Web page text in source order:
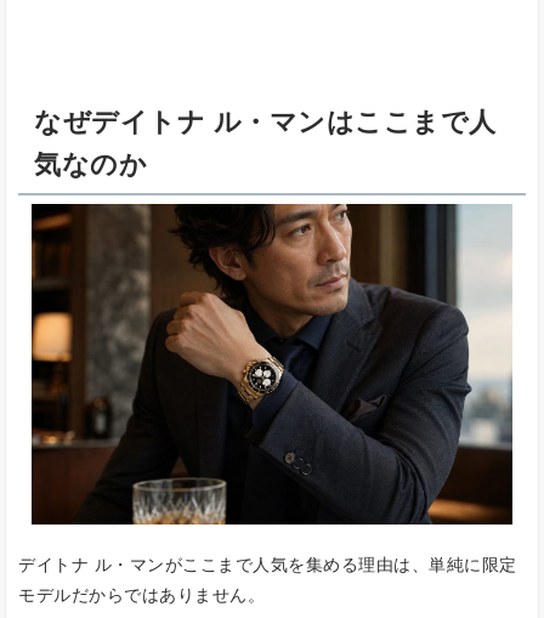
なぜデイトナ ル・マンはここまで人
気なのか
デイトナ ル・マンがここまで人気を集める理由は、単純に限定
モデルだからではありません。